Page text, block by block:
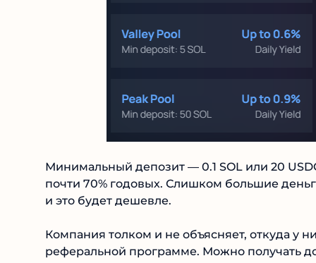
Минимальный депозит — 0.1 SOL или 20
почти 70% годовых. Слишком большие
и это будет дешевле.
Компания толком и не объясняет, откуда у
реферальной программе. Можно получать